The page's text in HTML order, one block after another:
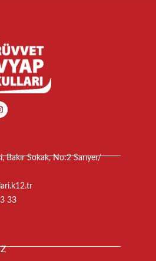
Bakır Sokak, No:2 Sarıyer/
33